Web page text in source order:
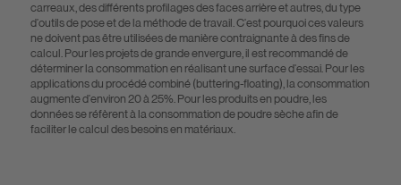
carreaux, des différents profilages des faces arrière et autres, du type
d'outils de pose et de la méthode de travail. C'est pourquoi ces valeurs
ne doivent pas être utilisées de manière contraignante à des fins de
calcul. Pour les projets de grande envergure, il est recommandé de
déterminer la consommation en réalisant une surface d'essai. Pour les
applications du procédé combiné (buttering-floating), la consommation
augmente d'environ 20 à 25%. Pour les produits en poudre, les
données se réfèrent à la consommation de poudre sèche afin de
faciliter le calcul des besoins en matériaux.